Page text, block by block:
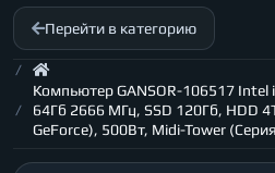
Перейти в категорию
Компьютер GANSOR-106517 Intel
64Гб 2666 МГц, SSD 120Гб, HDD
GeForce), 500Вт, Midi-Tower